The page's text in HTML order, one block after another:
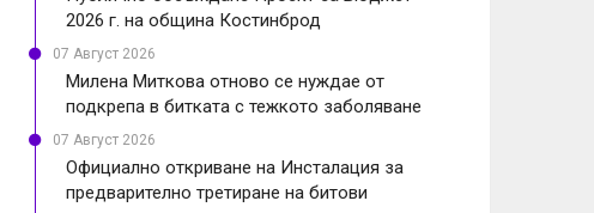
2026 г. на община Костинброд
07 Август 2026
Милена Миткова отново се нуждае от
подкрепа в битката с тежкото заболяване
07 Август 2026
Официално откриване на Инсталация за
предварително третиране на битови